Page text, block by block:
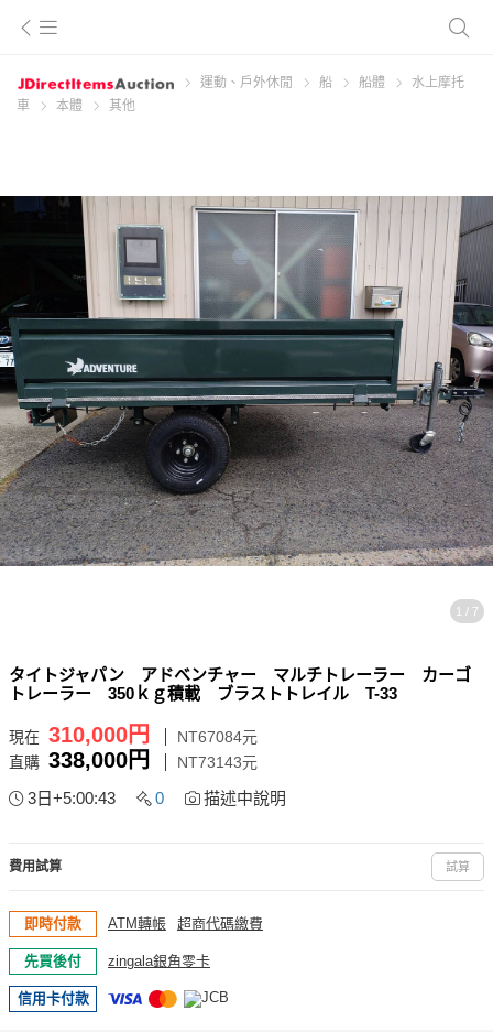
運動、戶外休閒 船 船體
水上摩托
車
本體 其他
1 / 7
タイトジャパン アドベンチャー マルチトレーラー カーゴ
トレーラー 350ｋｇ積載 ブラストトレイル T-33
現在 310,000円
NT67084元
直購 338,000円 NT73143元
3日+5:00:42 0 描述中說明
費用試算 試算
即時付款 ATM轉帳 超商代碼繳費
先買後付 zingala銀角零卡
信用卡付款